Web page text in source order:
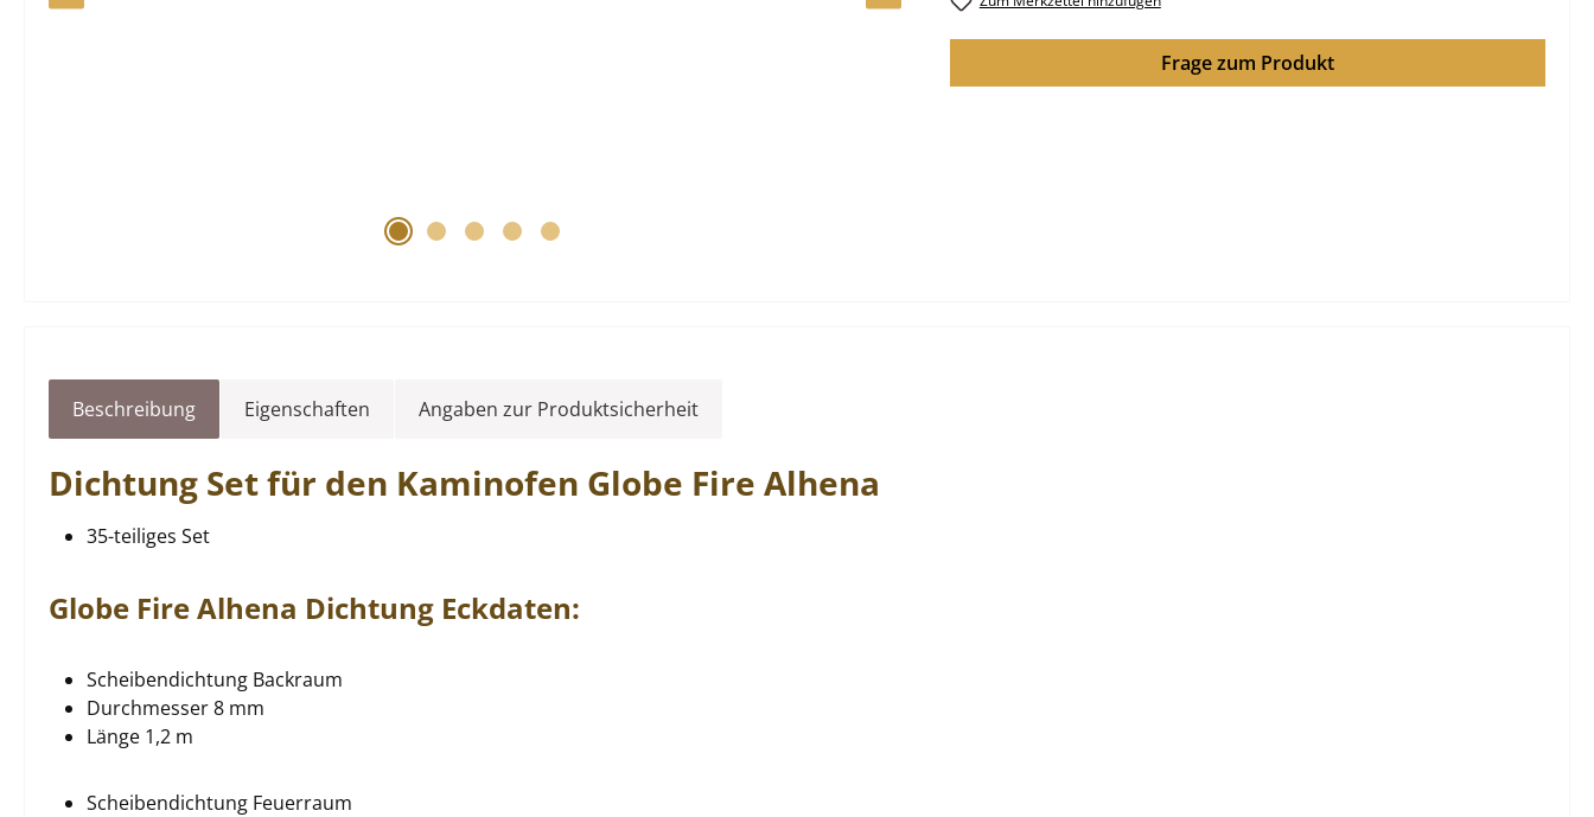
Frage zum Produkt
Beschreibung Eigenschaften Angaben zur Produktsicherheit
Dichtung Set für den Kaminofen Globe Fire Alhena
35-teiliges Set
Globe FireAlhena Dichtung Eckdaten:
Scheibendichtung Backraum
Durchmesser 8 mm
Länge 1,2 m
Scheibendichtung Feuerraum